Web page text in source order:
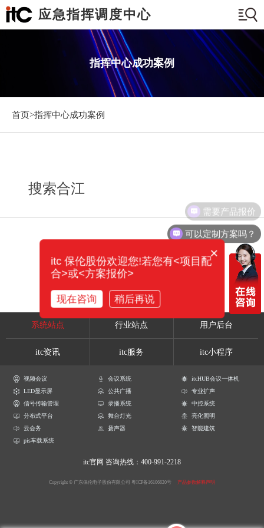
应急指挥调度中心
指挥中心成功案例
首页>指挥中心成功案例
搜索合江
系统站点 行业站点 用户后台
itc资讯 itc服务 itc小程序
视频会议 会议系统
itcHUB会议一体机
LED显示屏
公共广播
专业扩声
信号传输管理
录播系统
中控系统
分布式平台
舞台灯光
亮化照明
云会务
扬声器
智能建筑
pis车载系统
itc官网 咨询热线：400-991-2218
Copyright © 广东保伦电子股份有限公司 粤ICP备16106620号 产品参数解释声明
可以定制方案吗？
需要产品报价
×
itc 保伦股份欢迎您!若您有<项目配
合>或<方案报价>
现在咨询 稍后再说